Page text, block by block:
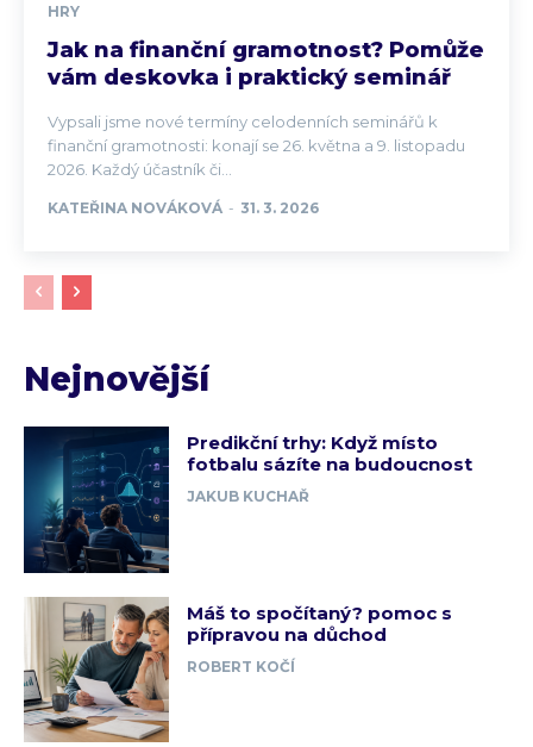
HRY
Jak na finanční gramotnost? Pomůže
vám deskovka i praktický seminář
Vypsali jsme nové termíny celodenních seminářů k
finanční gramotnosti: konají se 26. května a 9. listopadu
2026. Každý účastník či...
KATEŘINA NOVÁKOVÁ - 31. 3. 2026
Nejnovější
Predikční trhy: Když místo
fotbalu sázíte na budoucnost
JAKUB KUCHAŘ
Máš to spočítaný? pomoc s
přípravou na důchod
ROBERT KOČÍ